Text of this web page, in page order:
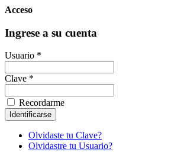
Acceso
Ingrese a su cuenta
Usuario *
Clave *
Recordarme
Olvidaste tu Clave?
Olvidastre tu Usuario?